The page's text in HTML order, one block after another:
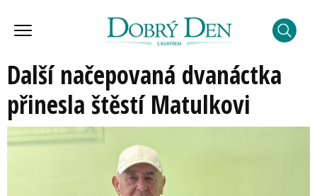
Další načepovaná dvanáctka
přinesla štěstí Matulkovi